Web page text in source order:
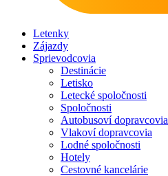
Letenky
Zájazdy
Sprievodcovia
Destinácie
Letisko
Letecké spoločnosti
Spoločnosti
Autobusoví dopravcovia
Vlakoví dopravcovia
Lodné spoločnosti
Hotely
Cestovné kancelárie